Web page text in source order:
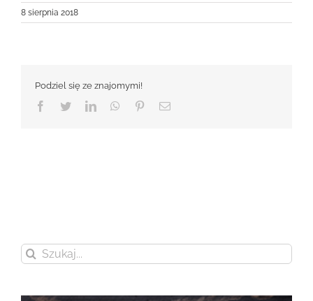
8 sierpnia 2018
Podziel się ze znajomymi!
Facebook
TwitterLinkedInWhatsApp
PinterestEmail
Szukaj